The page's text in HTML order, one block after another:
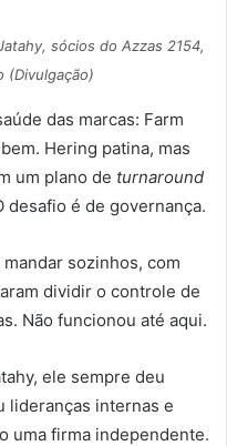
sócios do Azzas 2154,
(Divulgação)
das marcas: Farm
Hering patina, mas
um plano de turnaround
desafio é de governança.
sozinhos, com
dividir o controle de
Não funcionou até aqui.
ele sempre deu
lideranças internas e
uma firma independente.